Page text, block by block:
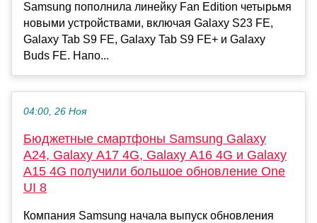
Samsung пополнила линейку Fan Edition четырьмя
новыми устройствами, включая Galaxy S23 FE,
Galaxy Tab S9 FE, Galaxy Tab S9 FE+ и Galaxy
Buds FE. Напо...
04:00, 26 Ноя
Бюджетные смартфоны Samsung Galaxy
A24, Galaxy A17 4G, Galaxy A16 4G и Galaxy
A15 4G получили большое обновление One
UI 8
Компания Samsung начала выпуск обновления